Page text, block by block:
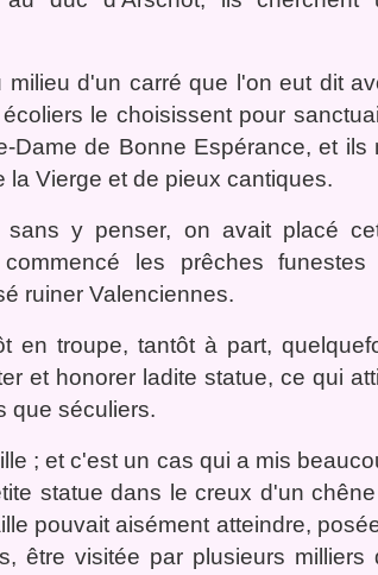
d'un carré que l'on eut dit
le choisissent pour
Dame de Bonne Espérance, et ils
Vierge et de pieux cantiques.
sans y penser, on avait placé
les prêches funestes
ruiner Valenciennes.
en troupe, tantôt à part,
et honorer ladite statue, ce qui
que séculiers.
; et c'est un cas qui a mis
statue dans le creux d'un
pouvait aisément atteindre,
être visitée par plusieurs milliers